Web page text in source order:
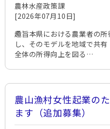
農林水産政策課
[2026年07月10日]
趣旨本県における農業者の
し、そのモデルを地域で共
全体の所得向上を図る…
農山漁村女性起業の
ます（追加募集）